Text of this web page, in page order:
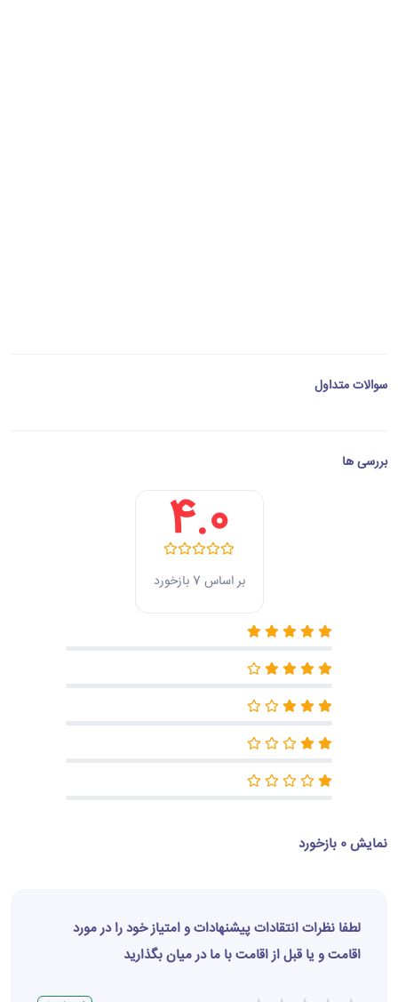
سوالات متداول
بررسی ها
4.0
بر اساس 7 بازخورد
نمایش 0 بازخورد
لطفا نظرات انتقادات پیشنهادات و امتیاز خود را در مورد
اقامت و یا قبل از اقامت با ما در میان بگذارید